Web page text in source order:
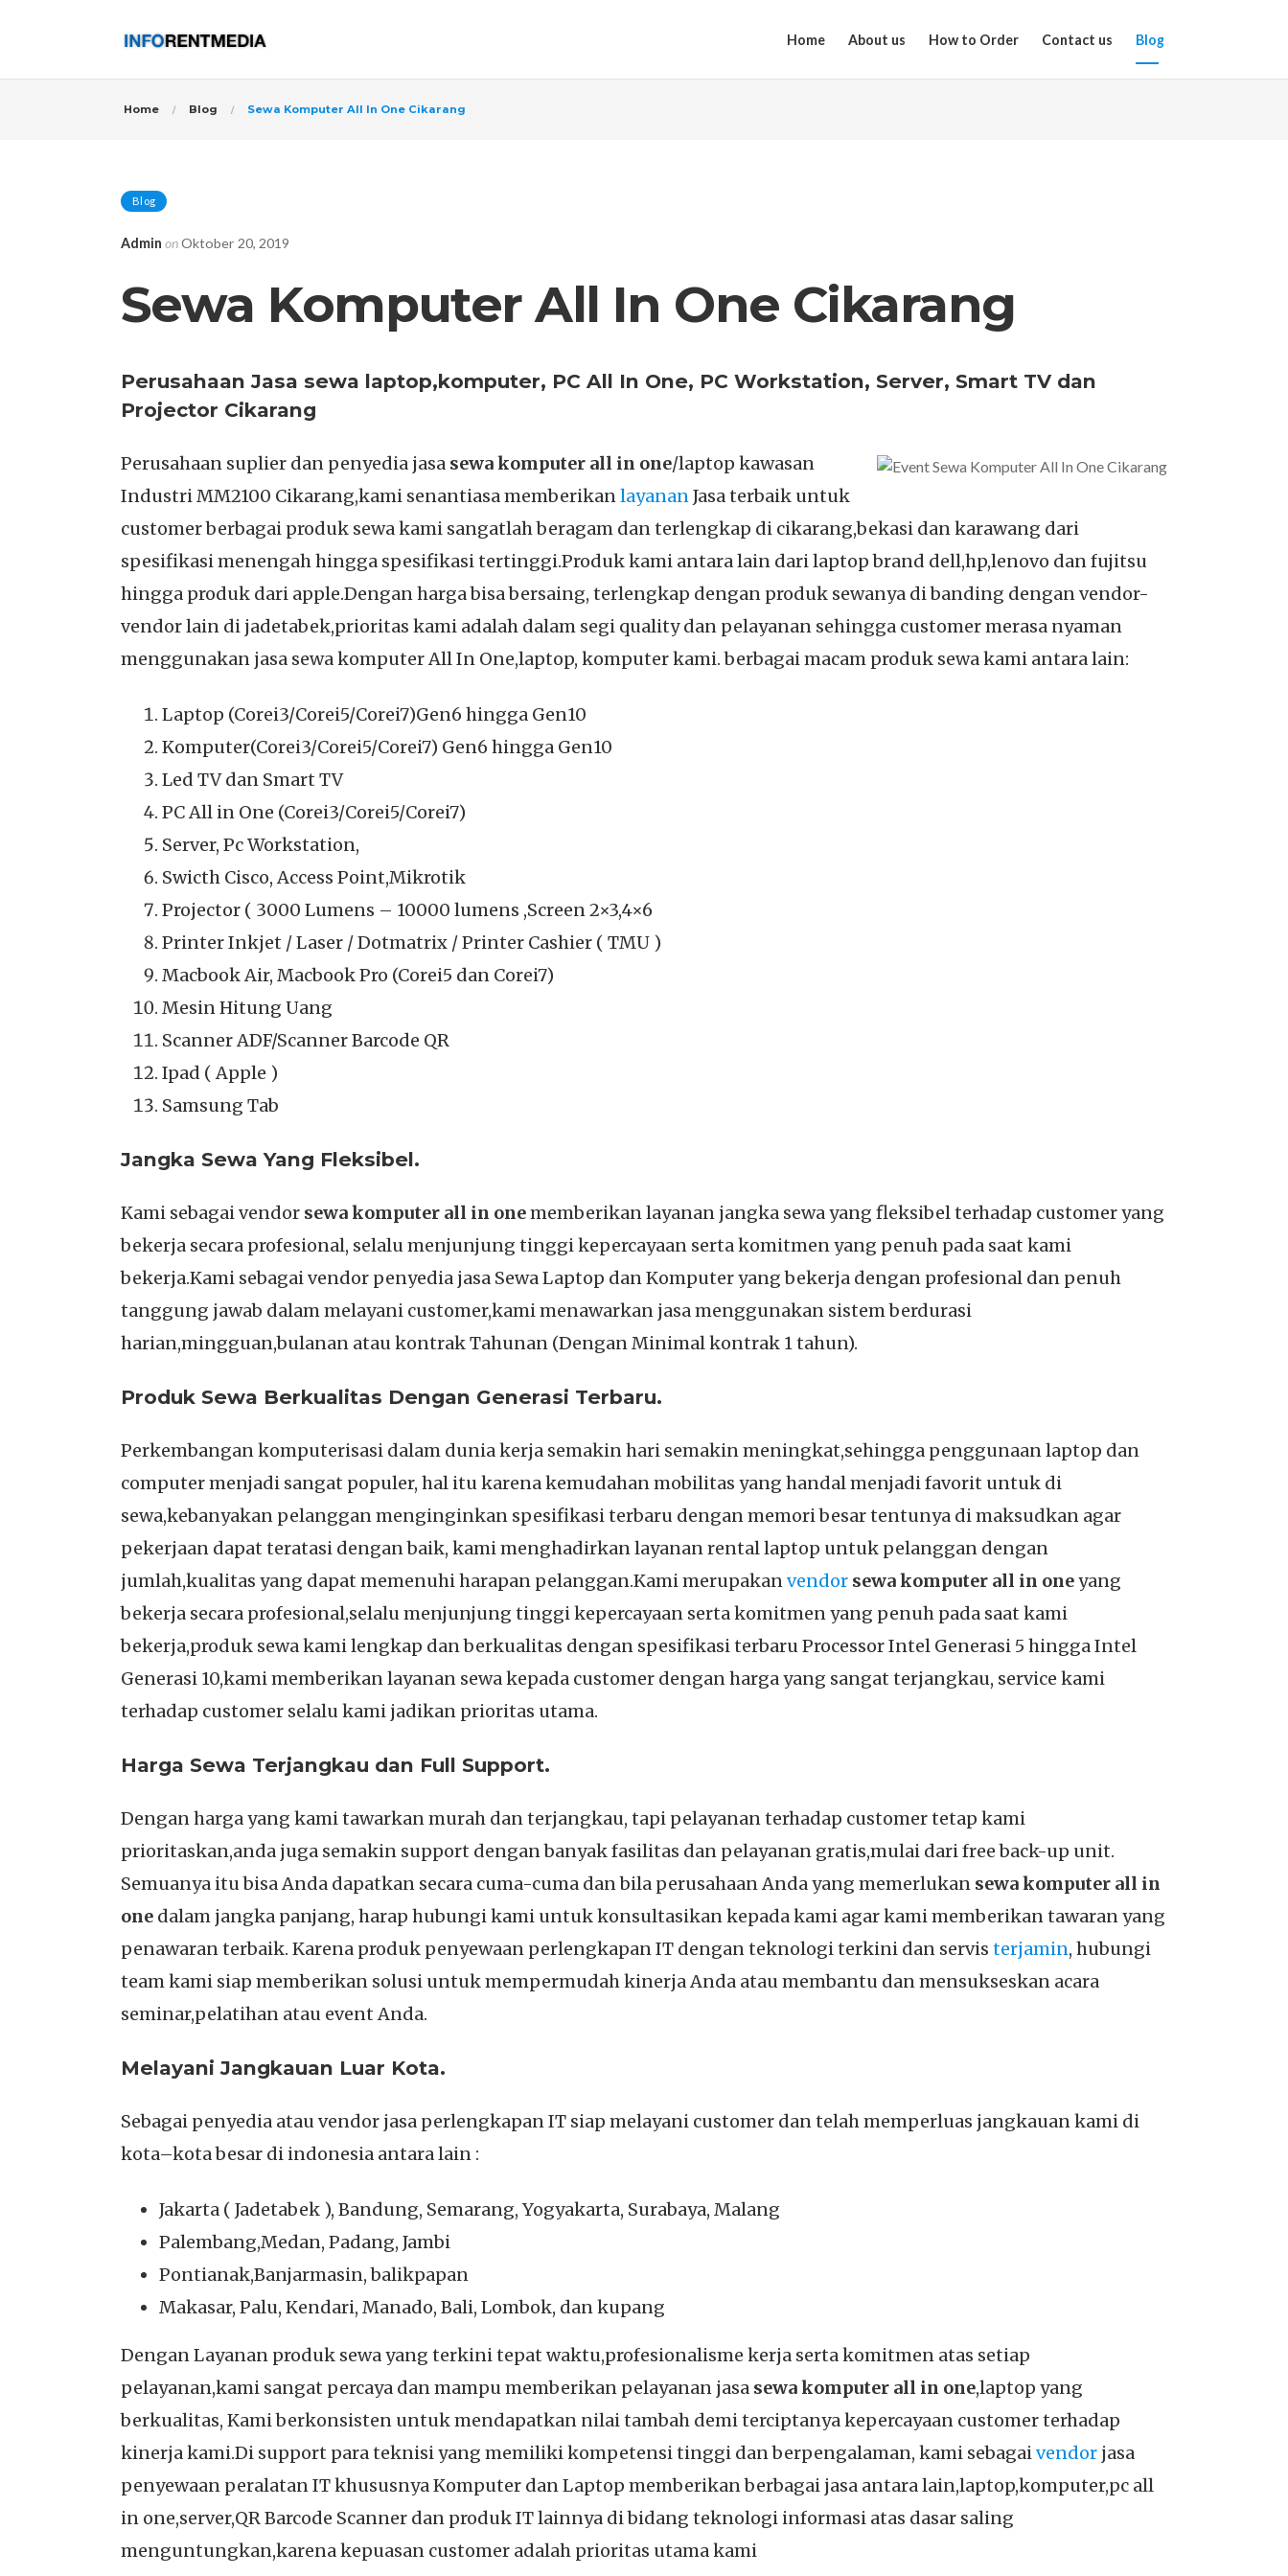
Home About us How to Order Contact us Blog
Home Blog Sewa Komputer All In One Cikarang
Blog
Admin onOktober 20, 2019
Sewa Komputer All In One Cikarang
Perusahaan Jasa sewa laptop,komputer, PC All In One, PC Workstation, Server, Smart TV dan
Projector Cikarang
Perusahaan suplier dan penyedia jasa sewa komputer all in one/laptop kawasan
Industri MM2100 Cikarang,kami senantiasa memberikanlayananJasa terbaik untuk
customer berbagai produk sewa kami sangatlah beragam dan terlengkap di cikarang,bekasi dan karawang dari
spesifikasi menengah hingga spesifikasi tertinggi.Produk kami antara lain dari laptop brand dell,hp,lenovo dan fujitsu
hingga produk dari apple.Dengan harga bisa bersaing, terlengkap dengan produk sewanya di banding dengan vendor-
vendor lain di jadetabek,prioritas kami adalah dalam segi quality dan pelayanan sehingga customer merasa nyaman
menggunakan jasa sewa komputer All In One,laptop, komputer kami. berbagai macam produk sewa kami antara lain:
Laptop (Corei3/Corei5/Corei7)Gen6 hingga Gen10
Komputer(Corei3/Corei5/Corei7) Gen6 hingga Gen10
Led TV dan Smart TV
PC All in One (Corei3/Corei5/Corei7)
Server, Pc Workstation,
Swicth Cisco, Access Point,Mikrotik
Projector ( 3000 Lumens – 10000 lumens ,Screen 2×3,4×6
Printer Inkjet / Laser / Dotmatrix / Printer Cashier ( TMU )
Macbook Air, Macbook Pro (Corei5 dan Corei7)
Mesin Hitung Uang
Scanner ADF/Scanner Barcode QR
Ipad ( Apple )
Samsung Tab
Jangka Sewa Yang Fleksibel.
Kami sebagai vendor sewa komputer all in onememberikan layanan jangka sewa yang fleksibel terhadap customer yang
bekerja secara profesional, selalu menjunjung tinggi kepercayaan serta komitmen yang penuh pada saat kami
bekerja.Kami sebagai vendor penyedia jasa Sewa Laptop dan Komputer yang bekerja dengan profesional dan penuh
tanggung jawab dalam melayani customer,kami menawarkan jasa menggunakan sistem berdurasi
harian,mingguan,bulanan atau kontrak Tahunan (Dengan Minimal kontrak 1 tahun).
Produk Sewa Berkualitas Dengan Generasi Terbaru.
Perkembangan komputerisasi dalam dunia kerja semakin hari semakin meningkat,sehingga penggunaan laptop dan
computer menjadi sangat populer, hal itu karena kemudahan mobilitas yang handal menjadi favorit untuk di
sewa,kebanyakan pelanggan menginginkan spesifikasi terbaru dengan memori besar tentunya di maksudkan agar
pekerjaan dapat teratasi dengan baik, kami menghadirkan layanan rental laptop untuk pelanggan dengan
jumlah,kualitas yang dapat memenuhi harapan pelanggan.Kami merupakanvendor sewa komputer all in oneyang
bekerja secara profesional,selalu menjunjung tinggi kepercayaan serta komitmen yang penuh pada saat kami
bekerja,produk sewa kami lengkap dan berkualitas dengan spesifikasi terbaru Processor Intel Generasi 5 hingga Intel
Generasi 10,kami memberikan layanan sewa kepada customer dengan harga yang sangat terjangkau, service kami
terhadap customer selalu kami jadikan prioritas utama.
Harga Sewa Terjangkau dan Full Support.
Dengan harga yang kami tawarkan murah dan terjangkau, tapi pelayanan terhadap customer tetap kami
prioritaskan,anda juga semakin support dengan banyak fasilitas dan pelayanan gratis,mulai dari free back-up unit.
Semuanya itu bisa Anda dapatkan secara cuma-cuma dan bila perusahaan Anda yang memerlukan sewa komputer all in
one dalam jangka panjang, harap hubungi kami untuk konsultasikan kepada kami agar kami memberikan tawaran yang
penawaran terbaik. Karena produk penyewaan perlengkapan IT dengan teknologi terkini dan servis terjamin, hubungi
team kami siap memberikan solusi untuk mempermudah kinerja Anda atau membantu dan mensukseskan acara
seminar,pelatihan atau event Anda.
Melayani Jangkauan Luar Kota.
Sebagai penyedia atau vendor jasa perlengkapan IT siap melayani customer dan telah memperluas jangkauan kami di
kota–kota besar di indonesia antara lain :
Jakarta ( Jadetabek ), Bandung, Semarang, Yogyakarta, Surabaya, Malang
Palembang,Medan, Padang, Jambi
Pontianak,Banjarmasin, balikpapan
Makasar, Palu, Kendari, Manado, Bali, Lombok, dan kupang
Dengan Layanan produk sewa yang terkini tepat waktu,profesionalisme kerja serta komitmen atas setiap
pelayanan,kami sangat percaya dan mampu memberikan pelayanan jasa sewa komputer all in one,laptop yang
berkualitas, Kami berkonsisten untuk mendapatkan nilai tambah demi terciptanya kepercayaan customer terhadap
kinerja kami.Di support para teknisi yang memiliki kompetensi tinggi dan berpengalaman, kami sebagaivendor jasa
penyewaan peralatan IT khususnya Komputer dan Laptop memberikan berbagai jasa antara lain,laptop,komputer,pc all
in one,server,QR Barcode Scanner dan produk IT lainnya di bidang teknologi informasi atas dasar saling
menguntungkan,karena kepuasan customer adalah prioritas utama kami